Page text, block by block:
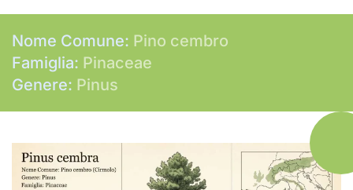
Nome Comune: Pino cembro
Famiglia: Pinaceae
Genere: Pinus